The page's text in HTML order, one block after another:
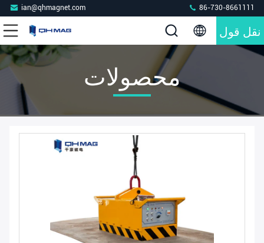
ian@qhmagnet.com 86-730-8661111
نقل قول
محصولات